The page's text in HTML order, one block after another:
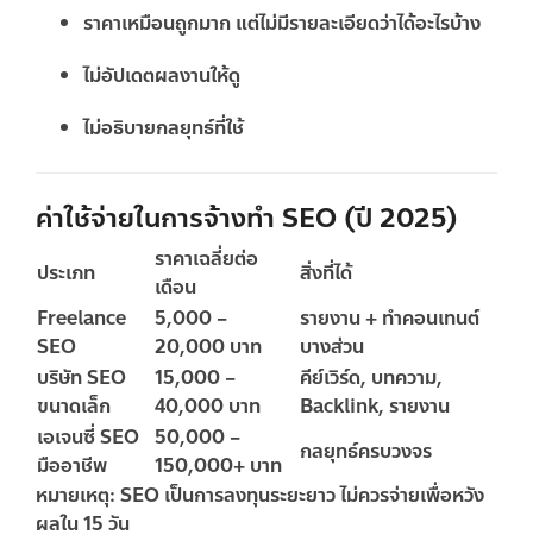
ราคาเหมือนถูกมาก แต่ไม่มีรายละเอียดว่าได้อะไรบ้าง
ไม่อัปเดตผลงานให้ดู
ไม่อธิบายกลยุทธ์ที่ใช้
ค่าใช้จ่ายในการจ้างทำ SEO (ปี 2025)
ประเภท
ราคาเฉลี่ยต่อ
เดือน
สิ่งที่ได้
Freelance
SEO
5,000 –
20,000 บาท
รายงาน + ทำคอนเทนต์
บางส่วน
บริษัท SEO
ขนาดเล็ก
15,000 –
40,000 บาท
คีย์เวิร์ด, บทความ,
Backlink, รายงาน
เอเจนซี่ SEO
มืออาชีพ
50,000 –
150,000+ บาท
กลยุทธ์ครบวงจร
หมายเหตุ: SEO เป็นการลงทุนระยะยาว ไม่ควรจ่ายเพื่อหวัง
ผลใน 15 วัน